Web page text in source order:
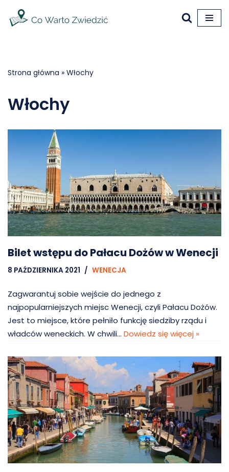
Przejdź
Strona główna » Włochy
Włochy
Bilet wstępu do Pałacu Dożów w Wenecji
8 PAŹDZIERNIKA 2021 WENECJA
Zagwarantuj sobie wejście do jednego z
najpopularniejszych miejsc Wenecji, czyli Pałacu Dożów.
Jest to miejsce, które pełniło funkcję siedziby rządu i
władców weneckich. W chwili… Dowiedz się więcej »